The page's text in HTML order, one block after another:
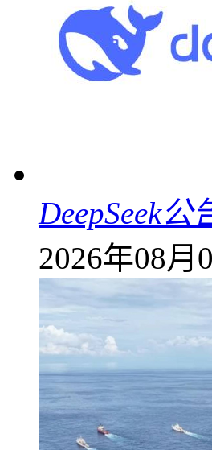
DeepSeek
2026年08月